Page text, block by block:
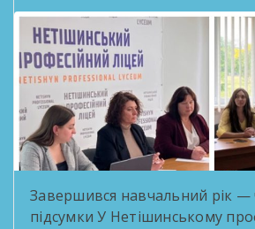
Завершився навчальний рік —
підсумки У Нетішинському